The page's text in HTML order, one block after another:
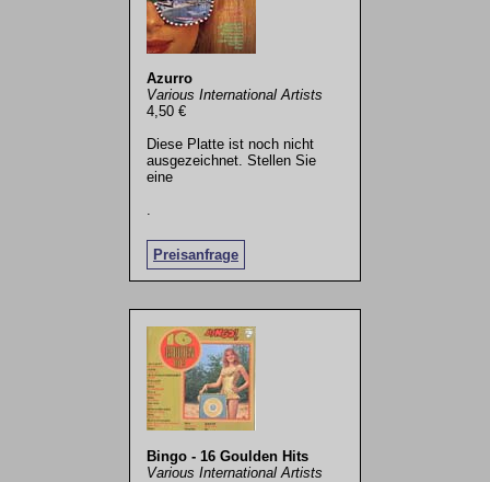
Azurro
Various International Artists
4,50 €
Diese Platte ist noch nicht
ausgezeichnet. Stellen Sie
eine
Preisanfrage
.
Bingo - 16 Goulden Hits
Various International Artists